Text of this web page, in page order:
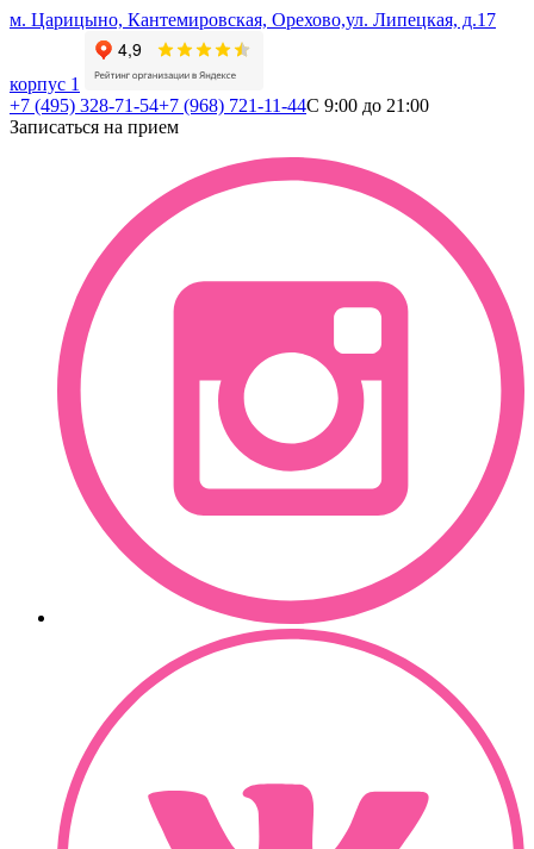
м. Царицыно, Кантемировская, Орехово,ул. Липецкая, д.17
корпус 1
+7 (495) 328-71-54+7 (968) 721-11-44С 9:00 до 21:00
Записаться на прием